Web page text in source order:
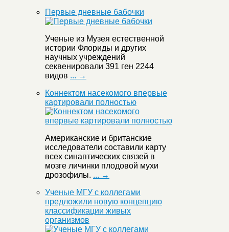
Первые дневные бабочки
Ученые из Музея естественной
истории Флориды и других
научных учреждений
секвенировали 391 ген 2244
видов ... →
Коннектом насекомого впервые
картировали полностью
Американские и британские
исследователи составили карту
всех синаптических связей в
мозге личинки плодовой мухи
дрозофилы. ... →
Ученые МГУ с коллегами
предложили новую концепцию
классификации живых
организмов